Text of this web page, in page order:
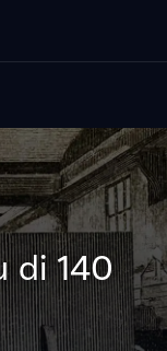
di 140